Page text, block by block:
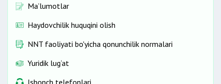
Ma’lumotlar
Haydovchilik huquqini olish
NNT faoliyati bo'yicha qonunchilik normalari
Yuridik lug‘at